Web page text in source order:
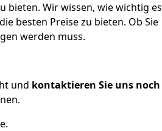
bieten. Wir wissen, wie wichtig es
besten Preise zu bieten. Ob Sie
werden muss.
und kontaktieren Sie uns noch